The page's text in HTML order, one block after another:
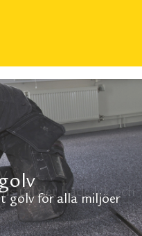
golv för alla miljöer